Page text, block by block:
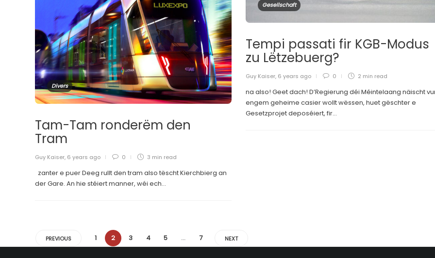
Gesellschaft
Tempi passati fir KGB-Modus
zu Lëtzebuerg?
Guy Kaiser, 6 years ago 0 2 min read
na also! Geet dach! D’Regierung déi Méintelaang näischt
engem geheime casier wollt wëssen, huet gëschter e
Gesetzprojet deposéiert, fir...
Divers
Tam-Tam ronderëm den
Tram
Guy Kaiser, 6 years ago 0 3 min read
zanter e puer Deeg rullt den tram also tëscht Kierchbierg an
der Gare. An hie stéiert manner, wéi ech...
PREVIOUS 1 2 3 4 5 … 7 NEXT